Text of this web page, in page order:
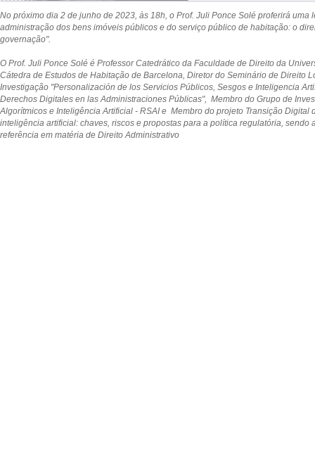
No próximo dia 2 de junho de 2023, às 18h, o Prof. Juli Ponce Solé proferirá uma
administração dos bens imóveis públicos e do serviço público de habitação: o
governação".
O Prof. Juli Ponce Solé é Professor Catedrático da Faculdade de Direito da
Cátedra de Estudos de Habitação de Barcelona, Diretor do Seminário de Direito
Investigação "Personalización de los Servicios Públicos, Sesgos e Inteligencia
Derechos Digitales en las Administraciones Públicas", Membro do Grupo de
Algorítmicos e Inteligência Artificial - RSAI e Membro do projeto Transição Digital
inteligência artificial: chaves, riscos e propostas para a política regulatória, sendo
referência em matéria de Direito Administrativo